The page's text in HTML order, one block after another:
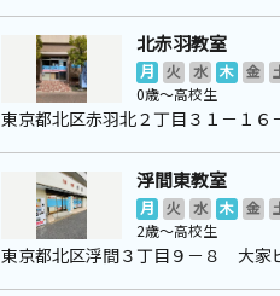
北赤羽教室
月 火 水 木 金
0歳～高校生
東京都北区赤羽北２丁目３１－１６
浮間東教室
月 火 水 木 金
2歳～高校生
東京都北区浮間３丁目９－８ 大家